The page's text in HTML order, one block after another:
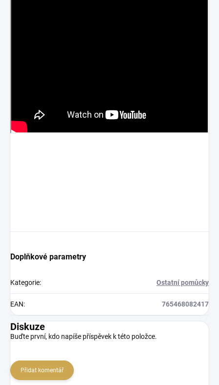
Doplňkové parametry
Kategorie: Ostatní pomůcky
EAN: 765468082417
Diskuze
Buďte první, kdo napíše příspěvek k této položce.
Přidat komentář